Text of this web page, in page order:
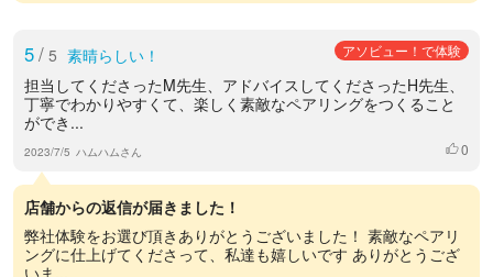
5/ 5 素晴らしい！ アソビュー！で体験
担当してくださったM先生、アドバイスしてくださったH先生、
丁寧でわかりやすくて、楽しく素敵なペアリングをつくること
ができ...
2023/7/5 ハムハムさん いいね
0
店舗からの返信が届きました！
弊社体験をお選び頂きありがとうございました！ 素敵なペアリ
ングに仕上げてくださって、私達も嬉しいです ありがとうござ
いま...